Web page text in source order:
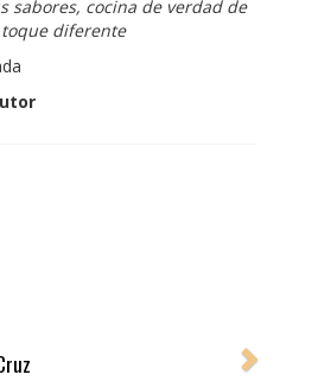
sabores, cocina de verdad de
diferente